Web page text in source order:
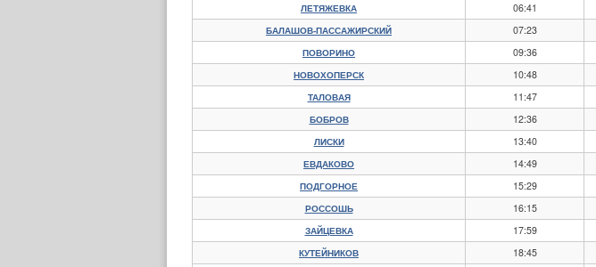
ЛЕТЯЖЕВКА 06:41
БАЛАШОВ-ПАССАЖИРСКИЙ 07:23
ПОВОРИНО 09:36
НОВОХОПЕРСК 10:48
ТАЛОВАЯ 11:47
БОБРОВ 12:36
ЛИСКИ 13:40
ЕВДАКОВО 14:49
ПОДГОРНОЕ 15:29
РОССОШЬ 16:15
ЗАЙЦЕВКА 17:59
КУТЕЙНИКОВ 18:45